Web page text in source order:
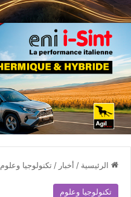
الرئيسية / أخبار / تكنولوجيا وعلوم
تكنولوجيا وعلوم